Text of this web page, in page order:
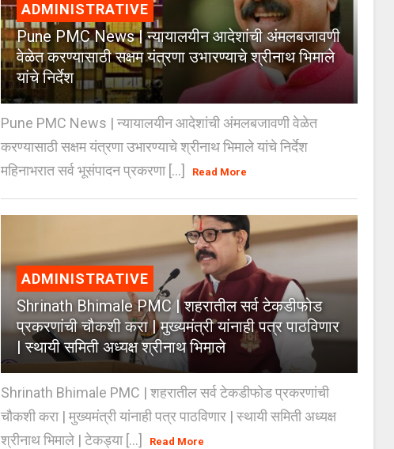
ADMINISTRATIVE
Pune PMC News | न्यायालयीन आदेशांची अंमलबजावणी
वेळेत करण्यासाठी सक्षम यंत्रणा उभारण्याचे श्रीनाथ भिमाले
यांचे निर्देश
Pune PMC News | न्यायालयीन आदेशांची अंमलबजावणी वेळेत
करण्यासाठी सक्षम यंत्रणा उभारण्याचे श्रीनाथ भिमाले यांचे निर्देश
महिनाभरात सर्व भूसंपादन प्रकरणा [...]
Read More
ADMINISTRATIVE
Shrinath Bhimale PMC | शहरातील सर्व टेकडीफोड
प्रकरणांची चौकशी करा | मुख्यमंत्री यांनाही पत्र पाठविणार
| स्थायी समिती अध्यक्ष श्रीनाथ भिमाले
Shrinath Bhimale PMC | शहरातील सर्व टेकडीफोड प्रकरणांची
चौकशी करा | मुख्यमंत्री यांनाही पत्र पाठविणार | स्थायी समिती अध्यक्ष
श्रीनाथ भिमाले | टेकड्या [...]
Read More